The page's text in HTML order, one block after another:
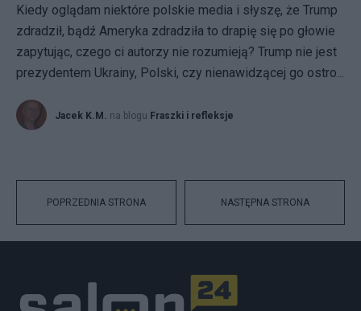
Kiedy oglądam niektóre polskie media i słyszę, że Trump
zdradził, bądź Ameryka zdradziła to drapię się po głowie
zapytując, czego ci autorzy nie rozumieją? Trump nie jest
prezydentem Ukrainy, Polski, czy nienawidzącej go ostro...
Jacek K.M. na blogu Fraszki i refleksje
POPRZEDNIA STRONA NASTĘPNA STRONA